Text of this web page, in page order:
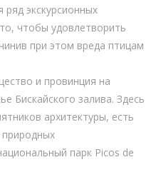
ряд экскурсионных
чтобы удовлетворить
при этом вреда птицам
и провинция на
Бискайского залива. Здесь
архитектуры, есть
природных
парк Picos de